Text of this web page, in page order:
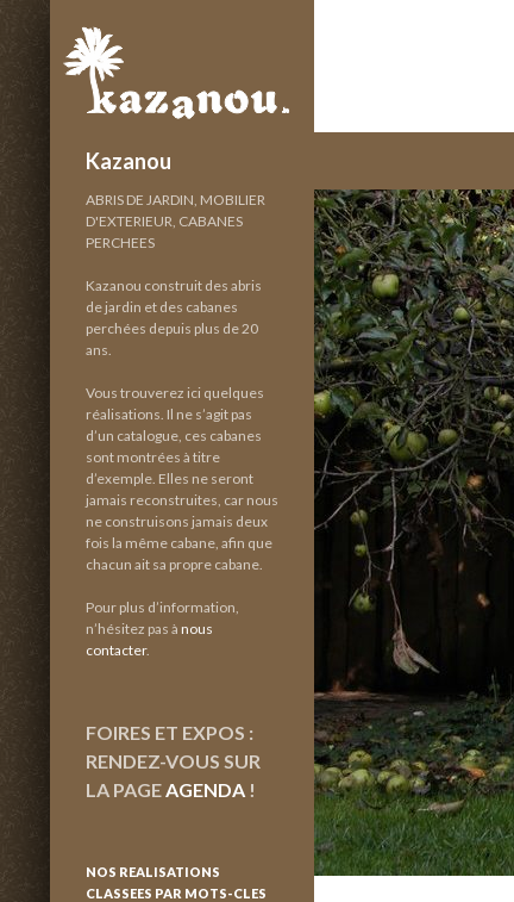
Kazanou
ABRIS DE JARDIN, MOBILIER
D'EXTERIEUR, CABANES
PERCHEES
Kazanou construit des abris
de jardin et des cabanes
perchées depuis plus de 20
ans.
Vous trouverez ici quelques
réalisations. Il ne s’agit pas
d’un catalogue, ces cabanes
sont montrées à titre
d’exemple. Elles ne seront
jamais reconstruites, car nous
ne construisons jamais deux
fois la même cabane, afin que
chacun ait sa propre cabane.
Pour plus d’information,
n’hésitez pas à nous
contacter.
FOIRES ET EXPOS :
RENDEZ-VOUS SUR
LA PAGEAGENDA !
NOS REALISATIONS
CLASSEES PAR MOTS-CLES